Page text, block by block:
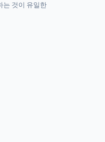
는 것이 유일한